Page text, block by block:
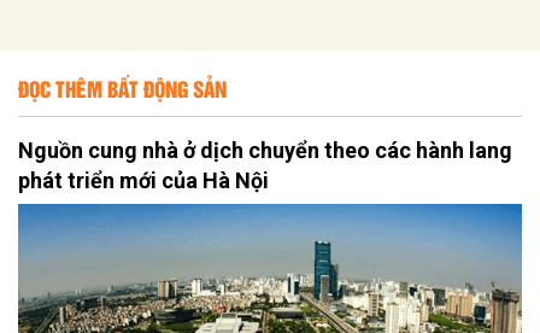
ĐỌC THÊM BẤT ĐỘNG SẢN
Nguồn cung nhà ở dịch chuyển theo các hành lang
phát triển mới của Hà Nội